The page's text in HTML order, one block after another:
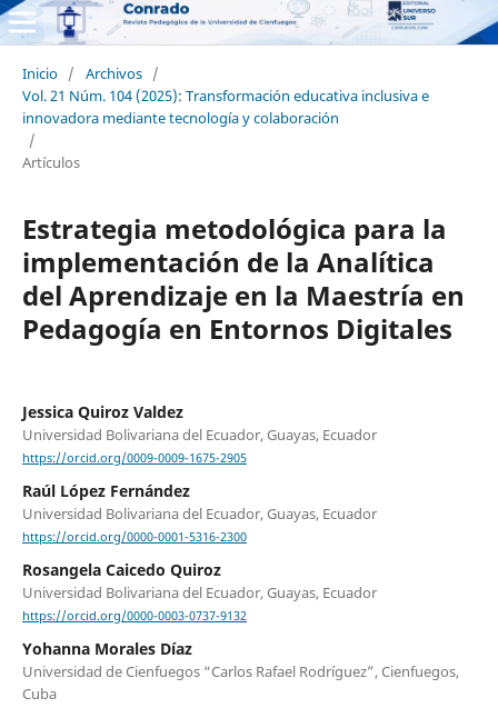
Inicio / Archivos /
Vol. 21 Núm. 104 (2025): Transformación educativa inclusiva e
innovadora mediante tecnología y colaboración
/
Artículos
Estrategia metodológica para la
implementación de la Analítica
del Aprendizaje en la Maestría en
Pedagogía en Entornos Digitales
Jessica Quiroz Valdez
Universidad Bolivariana del Ecuador, Guayas, Ecuador
https://orcid.org/0009-0009-1675-2905
Raúl López Fernández
Universidad Bolivariana del Ecuador, Guayas, Ecuador
https://orcid.org/0000-0001-5316-2300
Rosangela Caicedo Quiroz
Universidad Bolivariana del Ecuador, Guayas, Ecuador
https://orcid.org/0000-0003-0737-9132
Yohanna Morales Díaz
Universidad de Cienfuegos “Carlos Rafael Rodríguez”, Cienfuegos,
Cuba